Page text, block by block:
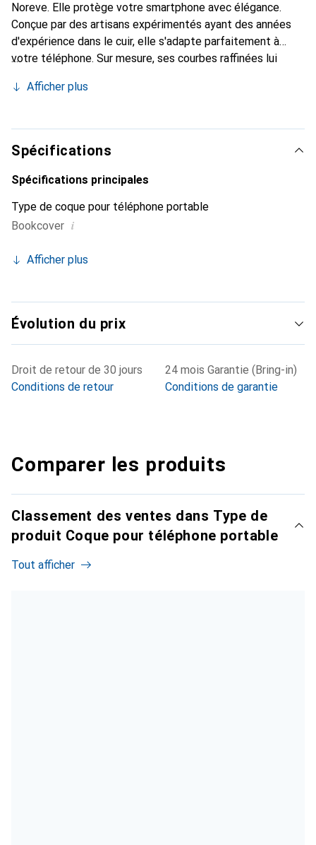
Noreve. Elle protège votre smartphone avec élégance.
Conçue par des artisans expérimentés ayant des années
d'expérience dans le cuir, elle s'adapte parfaitement à
votre téléphone. Sur mesure, ses courbes raffinées lui
l'accessoire chic et incontournable pour votre smartphone.
ses produits de haute qualité et constitue un choix fiable
pour une clientèle exigeante.
Afficher plus
Spécifications
Spécifications principales
Type de coque pour téléphone portable
Bookcover i
Afficher plus
Évolution du prix
Droit de retour de 30 jours
Conditions de retour
24 mois Garantie (Bring-in)
Conditions de garantie
Comparer les produits
Classement des ventes dans Type de
produit Coque pour téléphone portable
Tout afficher